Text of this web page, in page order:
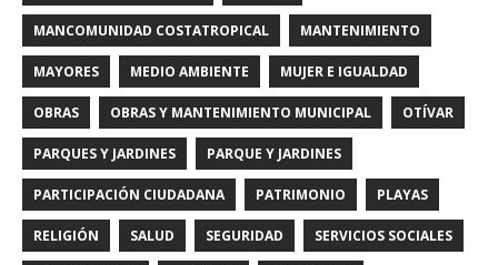
MANCOMUNIDAD COSTATROPICAL MANTENIMIENTO
MAYORES MEDIO AMBIENTE MUJER E IGUALDAD
OBRAS OBRAS Y MANTENIMIENTO MUNICIPAL OTÍVAR
PARQUES Y JARDINES PARQUE Y JARDINES
PARTICIPACIÓN CIUDADANA PATRIMONIO PLAYAS
RELIGIÓN SALUD SEGURIDAD SERVICIOS SOCIALES